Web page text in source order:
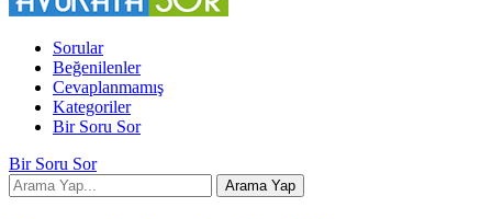
Sorular
Beğenilenler
Cevaplanmamış
Kategoriler
Bir Soru Sor
Bir Soru Sor